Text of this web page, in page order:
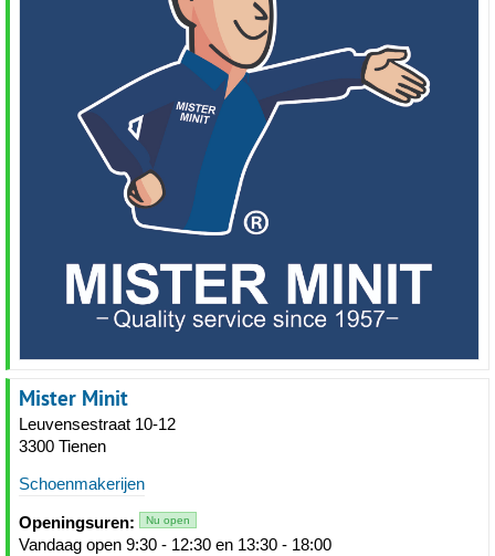
Mister Minit
Leuvensestraat 10-12
3300 Tienen
Schoenmakerijen
Openingsuren: Nu open
Vandaag open 9:30 - 12:30 en 13:30 - 18:00